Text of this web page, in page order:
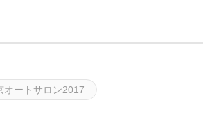
オートサロン2017